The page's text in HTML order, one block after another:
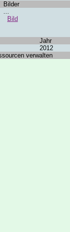
Bilder
...
Bild
Jahr
2012
verwalten